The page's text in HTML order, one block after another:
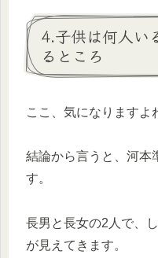
4.子供は何人い
るところ
ここ、気になりますよ
結論から言うと、河本
す。
長男と長女の2人で、
が見えてきます。